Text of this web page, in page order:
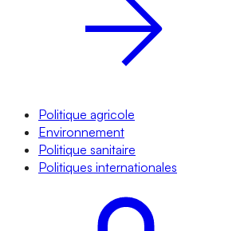
Politique agricole
Environnement
Politique sanitaire
Politiques internationales